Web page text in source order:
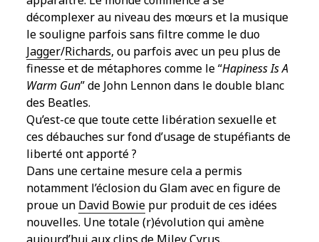
décomplexer au niveau des mœurs et la musique
le souligne parfois sans filtre comme le duo
Jagger/Richards, ou parfois avec un peu plus de
finesse et de métaphores comme le “Hapiness Is A
Warm Gun” de John Lennon dans le double blanc
des Beatles.
Qu’est-ce que toute cette libération sexuelle et
ces débauches sur fond d’usage de stupéfiants de
liberté ont apporté ?
Dans une certaine mesure cela a permis
notamment l’éclosion du Glam avec en figure de
proue un David Bowie pur produit de ces idées
nouvelles. Une totale (r)évolution qui amène